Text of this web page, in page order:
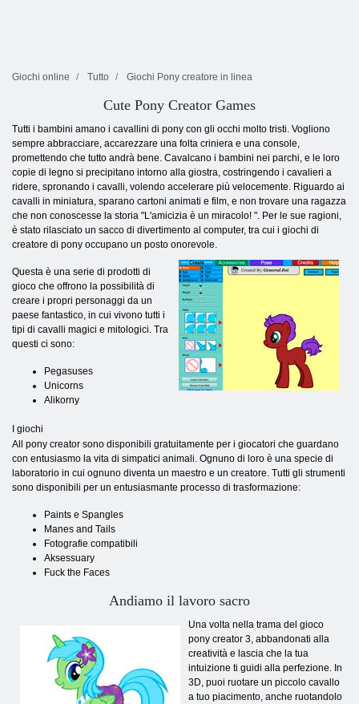
Giochi online Tutto Giochi Pony creatore in linea
Cute Pony Creator Games
Tutti i bambini amano i cavallini di pony con gli occhi molto tristi. Vogliono
sempre abbracciare, accarezzare una folta criniera e una console,
promettendo che tutto andrà bene. Cavalcano i bambini nei parchi, e le loro
copie di legno si precipitano intorno alla giostra, costringendo i cavalieri a
ridere, spronando i cavalli, volendo accelerare più velocemente. Riguardo ai
cavalli in miniatura, sparano cartoni animati e film, e non trovare una ragazza
che non conoscesse la storia "L'amicizia è un miracolo! ". Per le sue ragioni,
è stato rilasciato un sacco di divertimento al computer, tra cui i giochi di
creatore di pony occupano un posto onorevole.
Questa è una serie di prodotti di
gioco che offrono la possibilità di
creare i propri personaggi da un
paese fantastico, in cui vivono tutti i
tipi di cavalli magici e mitologici. Tra
questi ci sono:
Pegasuses
Unicorns
Alikorny
I giochi
All pony creator sono disponibili gratuitamente per i giocatori che guardano
con entusiasmo la vita di simpatici animali. Ognuno di loro è una specie di
laboratorio in cui ognuno diventa un maestro e un creatore. Tutti gli strumenti
sono disponibili per un entusiasmante processo di trasformazione:
Paints e Spangles
Manes and Tails
Fotografie compatibili
Aksessuary
Fuck the Faces
Andiamo il lavoro sacro
Una volta nella trama del gioco
pony creator 3, abbandonati alla
creatività e lascia che la tua
intuizione ti guidi alla perfezione. In
3D, puoi ruotare un piccolo cavallo
a tuo piacimento, anche ruotandolo